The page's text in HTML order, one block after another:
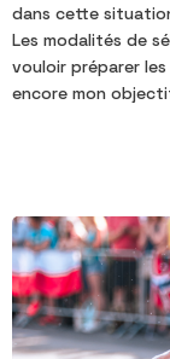
dans cette
Les modalités de
vouloir préparer
encore mon